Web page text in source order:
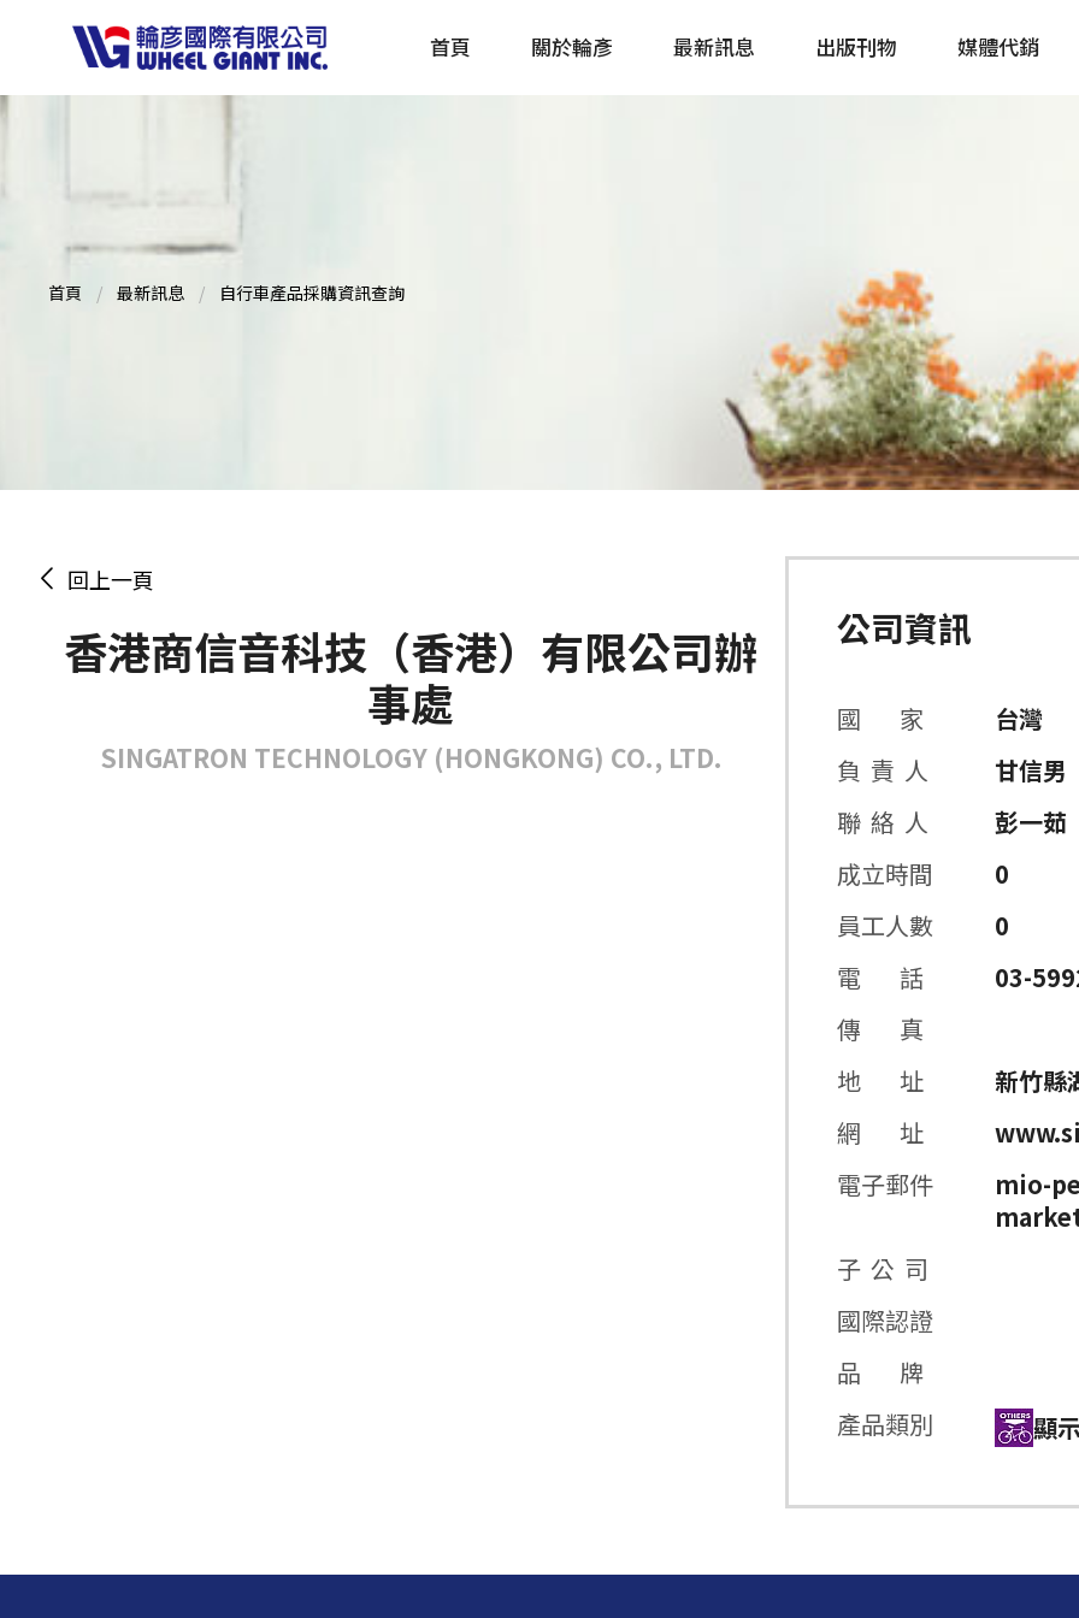
首頁 關於輪彥 最新訊息 出版刊物
戶外探索
主題書籍
媒體代銷
首頁 最新訊息 自行車產品採購資訊查詢
回上一頁
香港商信音科技（香港）有限公司辦
事處
SINGATRON TECHNOLOGY (HONGKONG) CO., LTD.
公司資訊
國 家
台灣
負 責 人
甘信男
聯 絡 人
彭一茹
成立時間
0
員工人數
0
電 話
03-
傳 真
地 址
新竹縣
網 址
電子郵件
mio-
子 公 司
國際認證
品 牌
產品類別
顯